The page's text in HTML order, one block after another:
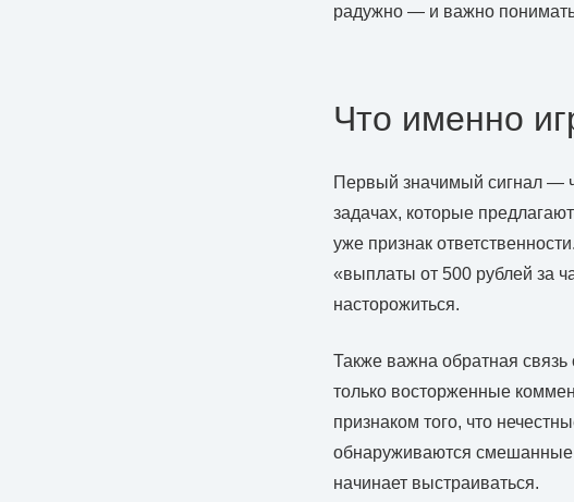
радужно — и важно
Что именно
Первый значимый сигнал —
задачах, которые
уже признак
«выплаты от 500 рублей за
насторожиться.
Также важна обратная
только восторженные
признаком того, что
обнаруживаются
начинает выстраиваться.